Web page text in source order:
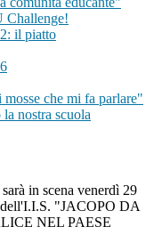
il piatto
che mi fa parlare"
nostra scuola
in scena venerdì 29
dell'I.I.S. "JACOPO DA
NEL PAESE